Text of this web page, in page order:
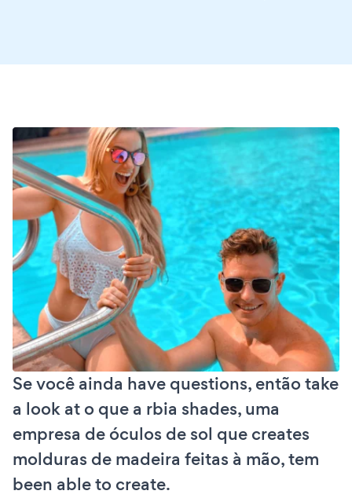
Se você ainda have questions, então take
a look at o que a rbia shades, uma
empresa de óculos de sol que creates
molduras de madeira feitas à mão, tem
been able to create.